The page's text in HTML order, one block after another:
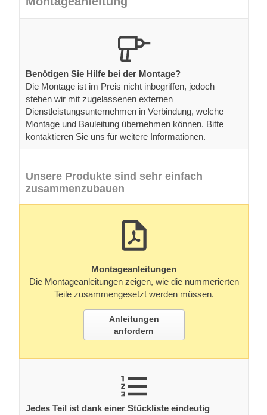
Benötigen Sie Hilfe bei der Montage?
Die Montage ist im Preis nicht inbegriffen, jedoch
stehen wir mit zugelassenen externen
Dienstleistungsunternehmen in Verbindung, welche
Montage und Bauleitung übernehmen können. Bitte
kontaktieren Sie uns für weitere Informationen.
Unsere Produkte sind sehr einfach
zusammenzubauen
Montageanleitungen
Die Montageanleitungen zeigen, wie die nummerierten
Teile zusammengesetzt werden müssen.
Anleitungen
anfordern
Jedes Teil ist dank einer Stückliste eindeutig